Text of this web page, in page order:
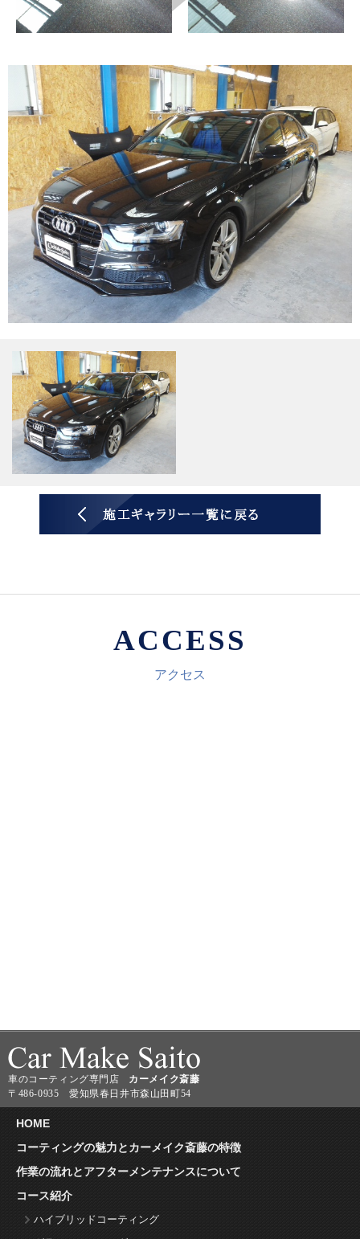
ACCESS
アクセス
車のコーティング専門店
カーメイク斎藤
〒486-0935 愛知県春日井市森山田町54
HOME
コーティングの魅力とカーメイク斎藤の特徴
作業の流れとアフターメンテナンスについて
コース紹介
ハイブリッドコーティング